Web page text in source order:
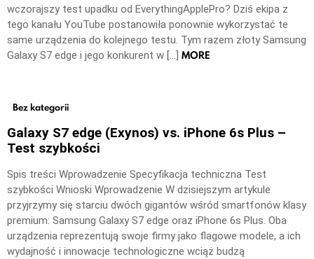
wczorajszy test upadku od EverythingApplePro? Dziś ekipa z
tego kanału YouTube postanowiła ponownie wykorzystać te
same urządzenia do kolejnego testu. Tym razem złoty Samsung
Galaxy S7 edge i jego konkurent w […] MORE
Bez kategorii
Galaxy S7 edge (Exynos) vs. iPhone 6s Plus –
Test szybkości
Spis treści Wprowadzenie Specyfikacja techniczna Test
szybkości Wnioski Wprowadzenie W dzisiejszym artykule
przyjrzymy się starciu dwóch gigantów wśród smartfonów klasy
premium: Samsung Galaxy S7 edge oraz iPhone 6s Plus. Oba
urządzenia reprezentują swoje firmy jako flagowe modele, a ich
wydajność i innowacje technologiczne wciąż budzą